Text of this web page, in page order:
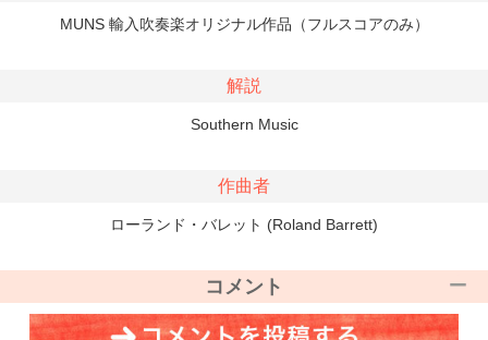
MUNS 輸入吹奏楽オリジナル作品（フルスコアのみ）
解説
Southern Music
作曲者
ローランド・バレット (Roland Barrett)
コメント